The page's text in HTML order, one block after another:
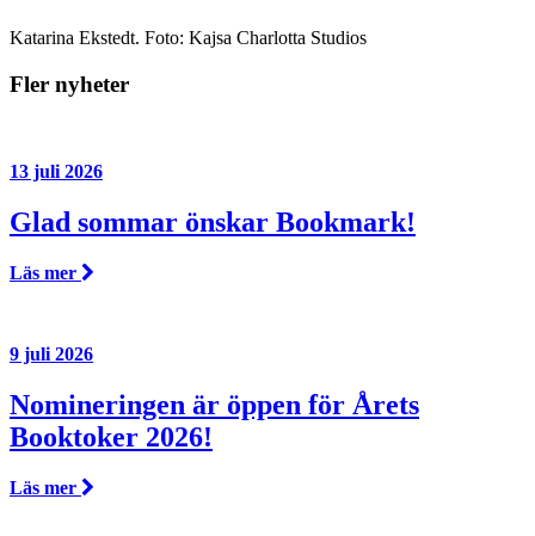
Katarina Ekstedt. Foto: Kajsa Charlotta Studios
Fler nyheter
13 juli 2026
Glad sommar önskar Bookmark!
Läs mer
9 juli 2026
Nomineringen är öppen för Årets
Booktoker 2026!
Läs mer